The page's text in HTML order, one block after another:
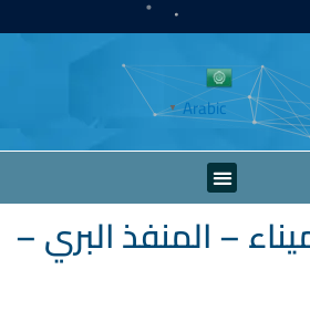
Arabic
▼
Menu
– المنفذ البري –